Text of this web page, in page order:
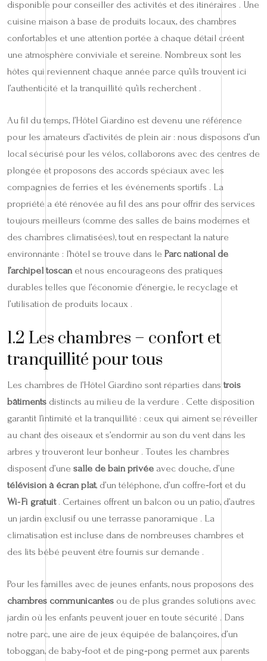
disponible pour conseiller des activités et des itinéraires . Une
cuisine maison à base de produits locaux, des chambres
confortables et une attention portée à chaque détail créent
une atmosphère conviviale et sereine. Nombreux sont les
hôtes qui reviennent chaque année parce qu’ils trouvent ici
l’authenticité et la tranquillité qu’ils recherchent .
Au fil du temps, l’Hôtel Giardino est devenu une référence
pour les amateurs d’activités de plein air : nous disposons d’un
local sécurisé pour les vélos, collaborons avec des centres de
plongée et proposons des accords spéciaux avec les
compagnies de ferries et les événements sportifs . La
propriété a été rénovée au fil des ans pour offrir des services
toujours meilleurs (comme des salles de bains modernes et
des chambres climatisées), tout en respectant la nature
environnante : l’hôtel se trouve dans le Parc national de
l’archipel toscanet nous encourageons des pratiques
durables telles que l’économie d’énergie, le recyclage et
l’utilisation de produits locaux .
1.2 Les chambres – confort et
tranquillité pour tous
Les chambres de l’Hôtel Giardino sont réparties dans trois
bâtiments distincts au milieu de la verdure . Cette disposition
garantit l’intimité et la tranquillité : ceux qui aiment se réveiller
au chant des oiseaux et s’endormir au son du vent dans les
arbres y trouveront leur bonheur . Toutes les chambres
disposent d’une salle de bain privée avec douche, d’une
télévision à écran plat, d’un téléphone, d’un coffre‑fort et du
Wi‑Fi gratuit. Certaines offrent un balcon ou un patio, d’autres
un jardin exclusif ou une terrasse panoramique . La
climatisation est incluse dans de nombreuses chambres et
des lits bébé peuvent être fournis sur demande .
Pour les familles avec de jeunes enfants, nous proposons des
chambres communicantes ou de plus grandes solutions avec
jardin où les enfants peuvent jouer en toute sécurité . Dans
notre parc, une aire de jeux équipée de balançoires, d’un
toboggan, de baby‑foot et de ping‑pong permet aux parents